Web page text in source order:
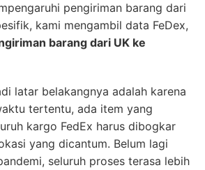
pengiriman barang dari
kami mengambil data FeDex,
barang dari UK ke
latar belakangnya adalah karena
tertentu, ada item yang
kargo FedEx harus dibogkar
yang dicantum. Belum lagi
seluruh proses terasa lebih